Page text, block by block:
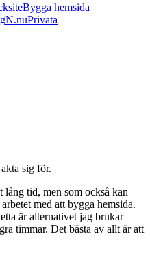
Bygga hemsida
N.nuPrivata
sig för.
tid, men som också kan
med att bygga hemsida.
är alternativet jag brukar
timmar. Det bästa av allt är att